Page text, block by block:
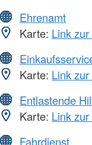
Ehrenamt
Karte: Link
Karte: Link
Entlastende
Karte: Link
Fahrdienst